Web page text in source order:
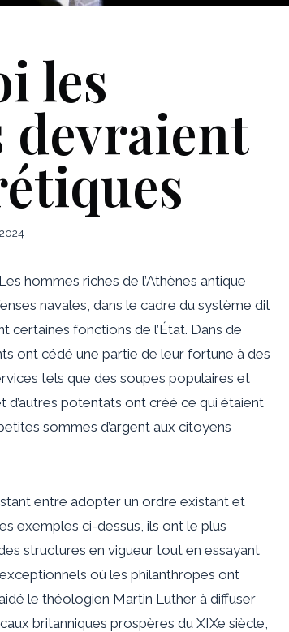
les
hommes riches de l’Athènes antique
navales, dans le cadre du système dit
certaines fonctions de l’État. Dans de
ont cédé une partie de leur fortune à des
tels que des soupes populaires et
d’autres potentats ont créé ce qui étaient
sommes d’argent aux citoyens
entre adopter un ordre existant et
exemples ci-dessus, ils ont le plus
structures en vigueur tout en essayant
où les philanthropes ont
le théologien Martin Luther à diffuser
britanniques prospères du XIXe siècle,